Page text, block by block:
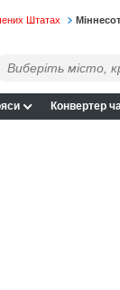
Штатах
Конвертер